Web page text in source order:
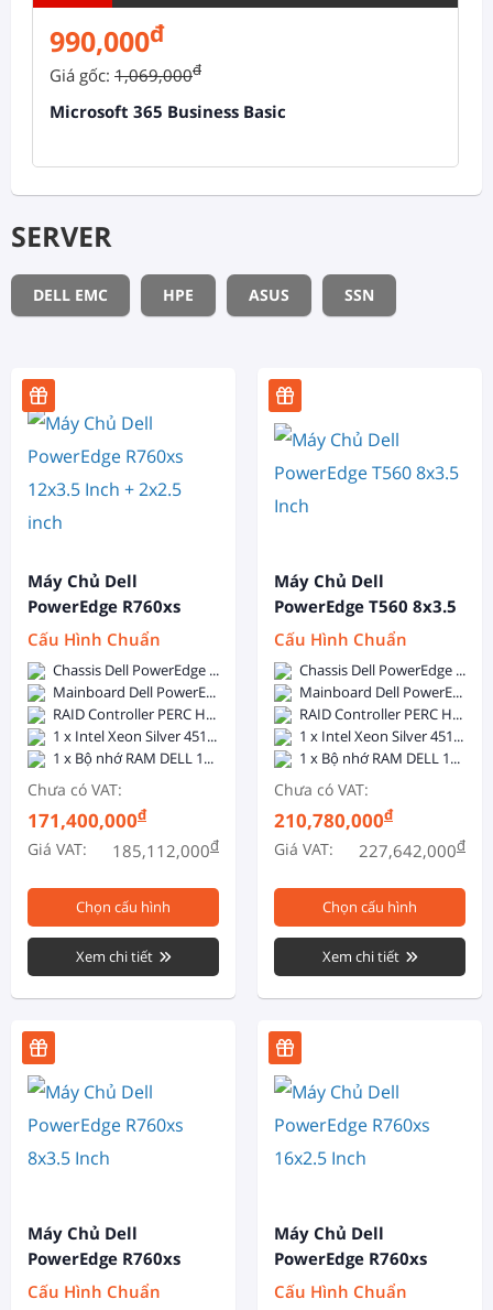
990,000đ
Giá gốc: 1,069,000đ
Microsoft 365 Business Basic
SERVER
DELL EMC HPE ASUS SSN
Máy Chủ Dell
PowerEdge R760xs
12x3.5 Inch + 2x2.5
Inch
Cấu Hình Chuẩn
Chassis Dell PowerEdge R760xs 12x3.5 inch + 2x2.5 inch - 2x800W Hotplug
Mainboard Dell PowerEdge R760xs
RAID Controller PERC H755
1 x Intel Xeon Silver 4510 (12C/24T, 2.4GHz, 30MB Cache, 150W, DDR5-4400)
1 x Bộ nhớ RAM DELL 16GB DDR5 5600MHz ECC Registered DIMM
Chưa có VAT:
171,400,000đ
Giá VAT: 185,112,000đ
Chọn cấu hình
Xem chi tiết
Máy Chủ Dell
PowerEdge T560 8x3.5
Inch
Cấu Hình Chuẩn
Chassis Dell PowerEdge T560 8x3.5inch - 1 x 1400W Hot Plug PSU
Mainboard Dell PowerEdge T560
RAID Controller PERC H755
1 x Intel Xeon Silver 4510 (12C/24T, 2.4GHz, 30MB Cache, 150W, DDR5-4400)
1 x Bộ nhớ RAM DELL 16GB DDR5 5600MHz ECC Registered DIMM
Chưa có VAT:
210,780,000đ
Giá VAT: 227,642,000đ
Chọn cấu hình
Xem chi tiết
Máy Chủ Dell
PowerEdge R760xs
8x3.5 Inch
Cấu Hình Chuẩn
Máy Chủ Dell
PowerEdge R760xs
16x2.5 Inch
Cấu Hình Chuẩn